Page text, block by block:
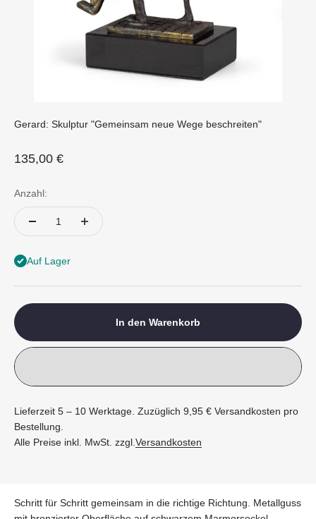
Gerard: Skulptur "Gemeinsam neue Wege beschreiten"
Angebot
135,00 €
Anzahl:
Auf Lager
In den Warenkorb
Lieferzeit 5 – 10 Werktage. Zuzüglich 9,95 € Versandkosten pro
Bestellung.
Alle Preise inkl. MwSt. zzgl.Versandkosten
Schritt für Schritt gemeinsam in die richtige Richtung. Metallguss